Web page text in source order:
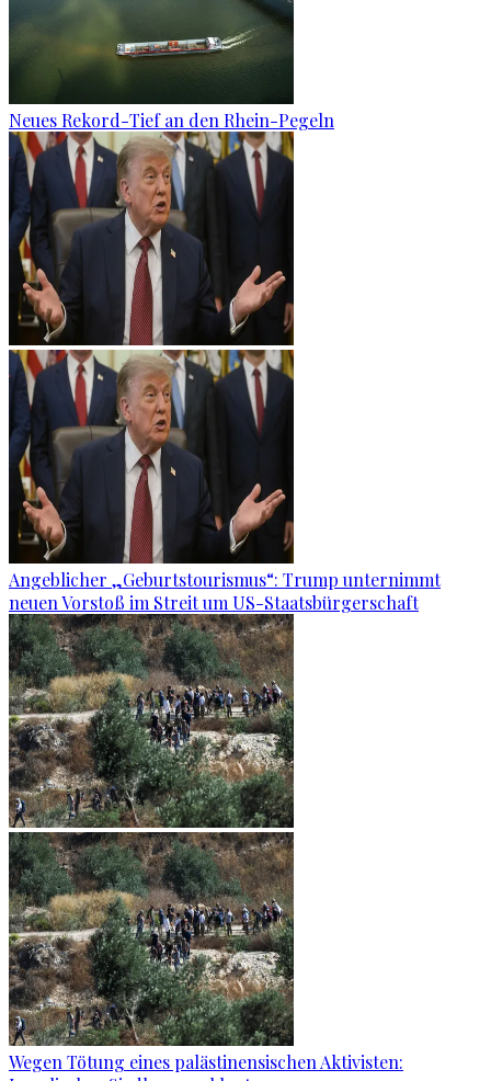
Neues Rekord-Tief an den Rhein-Pegeln
Angeblicher „Geburtstourismus“: Trump unternimmt
neuen Vorstoß im Streit um US-Staatsbürgerschaft
Wegen Tötung eines palästinensischen Aktivisten: